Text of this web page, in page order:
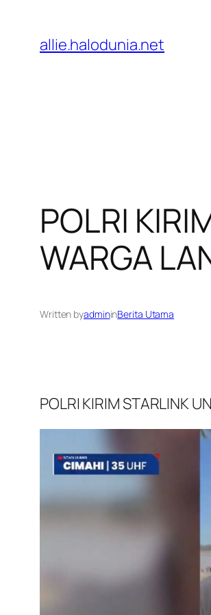
konten
allie.halodunia.net
POLRI
WARGA
Written byadmininBerita Utama
POLRI KIRIM STARLINK